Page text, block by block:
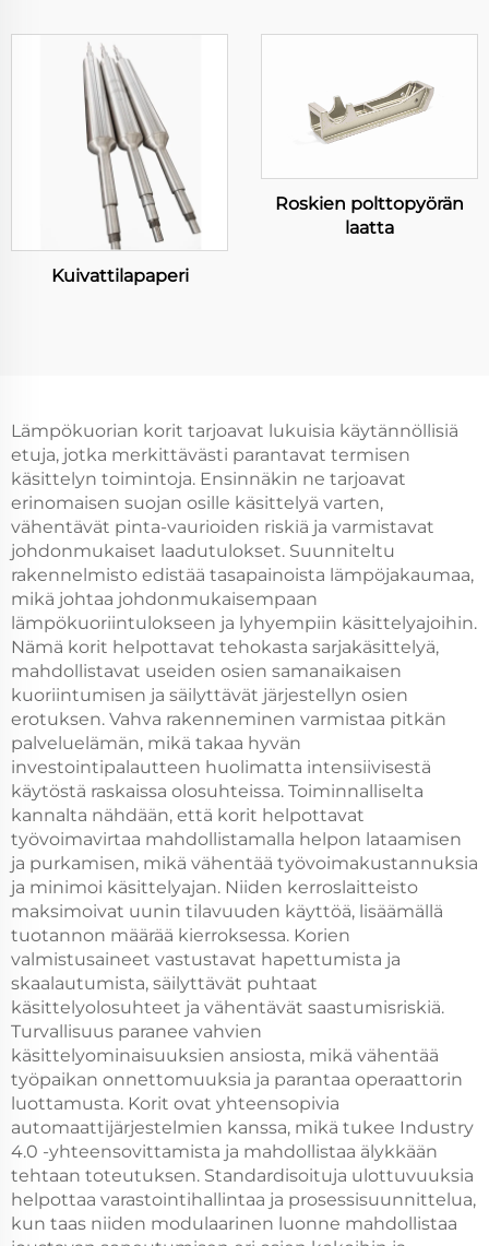
Kuivattilapaperi
Roskien polttopyörän
laatta
Lämpökuorian korit tarjoavat lukuisia käytännöllisiä
etuja, jotka merkittävästi parantavat termisen
käsittelyn toimintoja. Ensinnäkin ne tarjoavat
erinomaisen suojan osille käsittelyä varten,
vähentävät pinta-vaurioiden riskiä ja varmistavat
johdonmukaiset laadutulokset. Suunniteltu
rakennelmisto edistää tasapainoista lämpöjakaumaa,
mikä johtaa johdonmukaisempaan
lämpökuoriintulokseen ja lyhyempiin käsittelyajoihin.
Nämä korit helpottavat tehokasta sarjakäsittelyä,
mahdollistavat useiden osien samanaikaisen
kuoriintumisen ja säilyttävät järjestellyn osien
erotuksen. Vahva rakenneminen varmistaa pitkän
palveluelämän, mikä takaa hyvän
investointipalautteen huolimatta intensiivisestä
käytöstä raskaissa olosuhteissa. Toiminnalliselta
kannalta nähdään, että korit helpottavat
työvoimavirtaa mahdollistamalla helpon lataamisen
ja purkamisen, mikä vähentää työvoimakustannuksia
ja minimoi käsittelyajan. Niiden kerroslaitteisto
maksimoivat uunin tilavuuden käyttöä, lisäämällä
tuotannon määrää kierroksessa. Korien
valmistusaineet vastustavat hapettumista ja
skaalautumista, säilyttävät puhtaat
käsittelyolosuhteet ja vähentävät saastumisriskiä.
Turvallisuus paranee vahvien
käsittelyominaisuuksien ansiosta, mikä vähentää
työpaikan onnettomuuksia ja parantaa operaattorin
luottamusta. Korit ovat yhteensopivia
automaattijärjestelmien kanssa, mikä tukee Industry
4.0 -yhteensovittamista ja mahdollistaa älykkään
tehtaan toteutuksen. Standardisoituja ulottuvuuksia
helpottaa varastointihallintaa ja prosessisuunnittelua,
kun taas niiden modulaarinen luonne mahdollistaa